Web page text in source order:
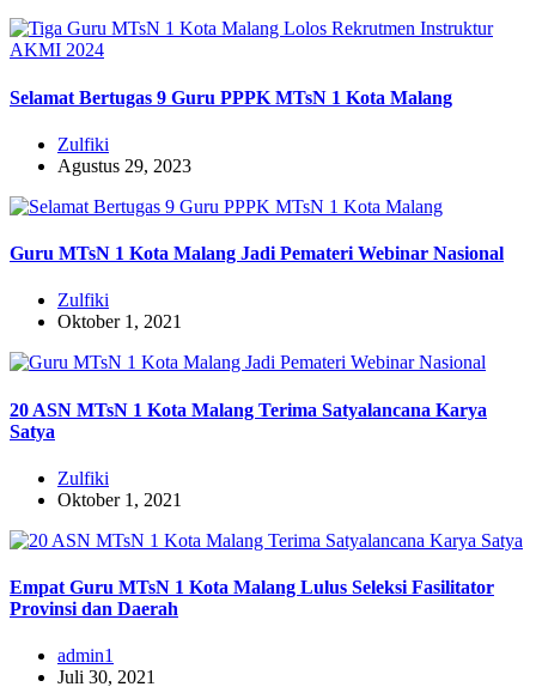
Selamat Bertugas 9 Guru PPPK MTsN 1 Kota Malang
Zulfiki
Agustus 29, 2023
Guru MTsN 1 Kota Malang Jadi Pemateri Webinar Nasional
Zulfiki
Oktober 1, 2021
20 ASN MTsN 1 Kota Malang Terima Satyalancana Karya
Satya
Zulfiki
Oktober 1, 2021
Empat Guru MTsN 1 Kota Malang Lulus Seleksi Fasilitator
Provinsi dan Daerah
admin1
Juli 30, 2021